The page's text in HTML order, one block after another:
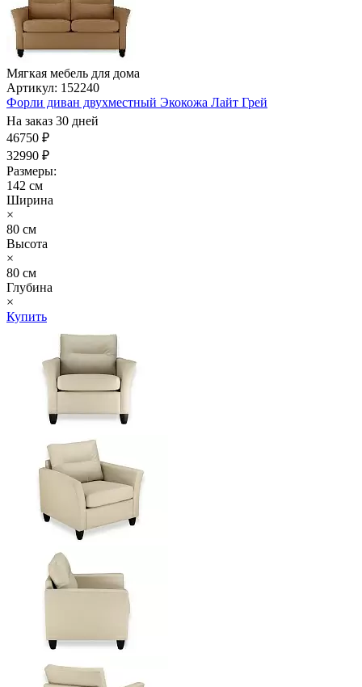
Мягкая мебель для дома
Артикул: 152240
Форли диван двухместный Экокожа Лайт Грей
На заказ 30 дней
46750 ₽
32990 ₽
Размеры:
142 см
Ширина
×
80 см
Высота
×
80 см
Глубина
×
Купить